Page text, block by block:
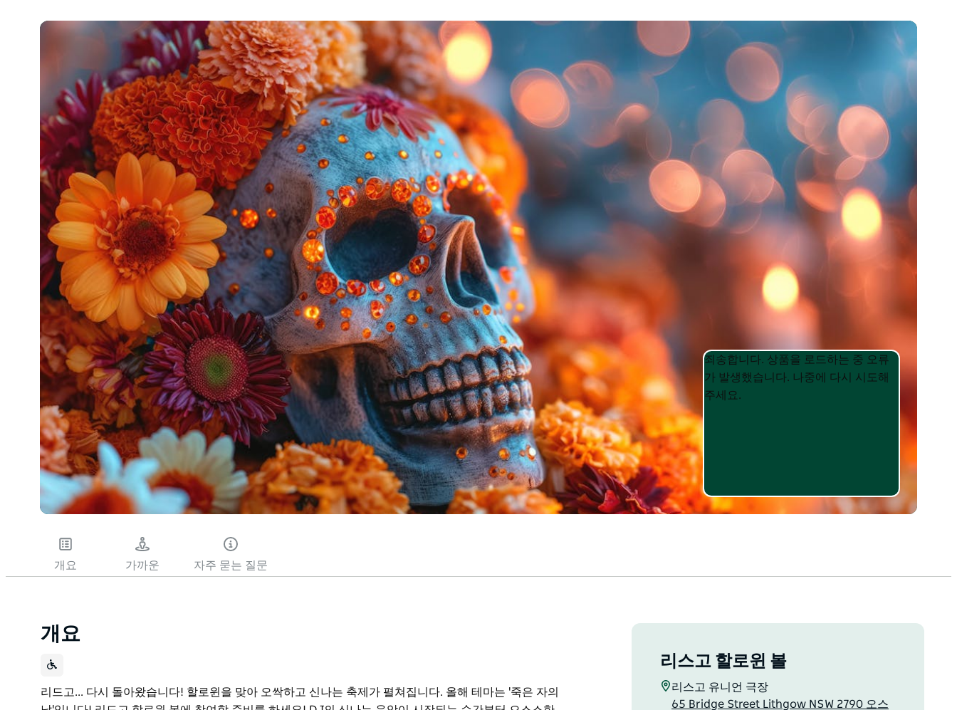
Product
List
Product
List
죄송합니다. 상품을 로드하는 중 오류
가 발생했습니다. 나중에 다시 시도해
주세요.
개요 가까운 자주 묻는 질문
개요
리드고... 다시 돌아왔습니다! 할로윈을 맞아 오싹하고 신나는 축제가 펼쳐집니다. 올해 테마는 '죽은 자의
리스고 할로윈 볼
리스고 유니언 극장
65 Bridge Street Lithgow NSW 2790 오스